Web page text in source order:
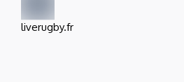
liverugby.fr